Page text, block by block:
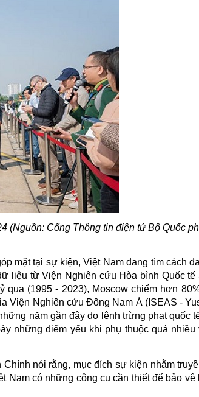
(Nguồn: Cổng Thông tin điện tử Bộ Quốc
mặt tại sự kiện, Việt Nam đang tìm cách
liệu từ Viện Nghiên cứu Hòa bình Quốc tế
qua (1995 - 2023), Moscow chiếm hơn
Viện Nghiên cứu Đông Nam Á (ISEAS -
năm gần đây do lệnh trừng phạt quốc
những điểm yếu khi phụ thuộc quá nhiều
nói rằng, mục đích sự kiện nhằm
Nam có những công cụ cần thiết để bảo vệ